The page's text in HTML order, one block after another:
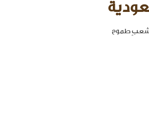
شعبٍ طموح